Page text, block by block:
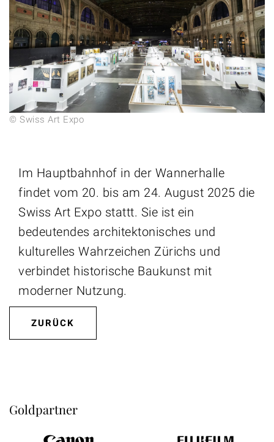
© Swiss Art Expo
Im Hauptbahnhof in der Wannerhalle
findet vom 20. bis am 24. August 2025 die
Swiss Art Expo stattt. Sie ist ein
bedeutendes architektonisches und
kulturelles Wahrzeichen Zürichs und
verbindet historische Baukunst mit
moderner Nutzung.
ZURÜCK
Goldpartner